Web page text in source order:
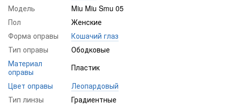
Модель
Miu Miu Smu 05
Пол
Женские
Форма оправы
Кошачий глаз
Тип оправы
Ободковые
Материал
оправы
Пластик
Цвет оправы
Леопардовый
Тип линзы
Градиентные